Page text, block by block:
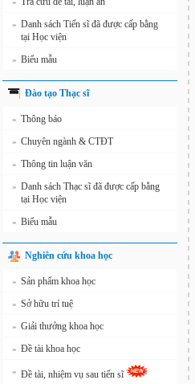
» Danh sách Tiến sĩ đã được cấp bằng
tại Học viện
» Biểu mẫu
Đào tạo Thạc sĩ
» Thông báo
» Chuyên ngành & CTĐT
» Thông tin luận văn
» Danh sách Thạc sĩ đã được cấp bằng
tại Học viện
» Biểu mẫu
Nghiên cứu khoa học
» Sản phẩm khoa học
» Sở hữu trí tuệ
» Giải thưởng khoa học
» Đề tài khoa học
» Đề tài, nhiệm vụ sau tiến sĩ